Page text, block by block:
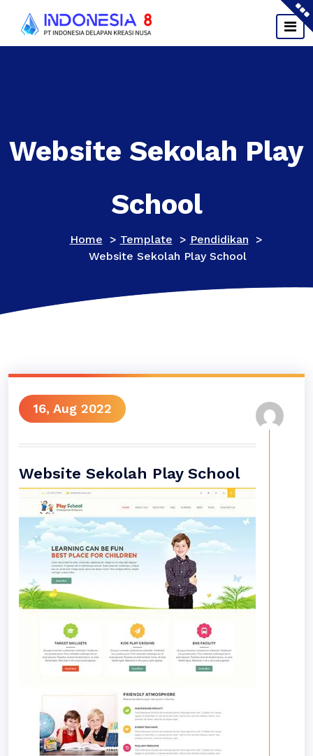
Website Sekolah Play
School
Home > Template > Pendidikan >
Website Sekolah Play School
16, Aug 2022
Website Sekolah Play School